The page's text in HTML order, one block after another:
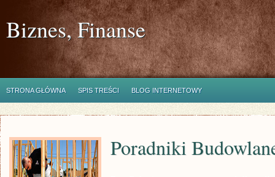
Biznes, Finanse
STRONA GŁÓWNA SPIS TREŚCI BLOG INTERNETOWY
Poradniki